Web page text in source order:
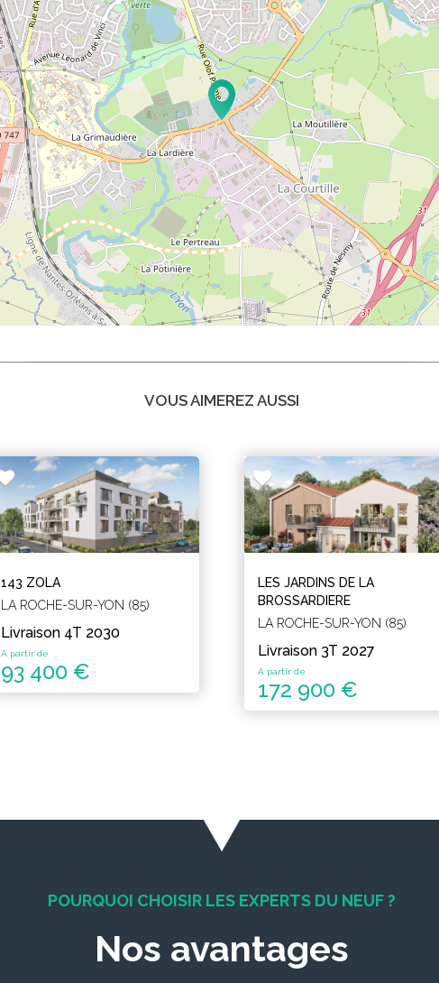
VOUS AIMEREZ AUSSI
143 ZOLA
LA ROCHE-SUR-YON (85)
Livraison 4T 2030
A partir de
93 400 €
LES JARDINS DE LA
BROSSARDIERE
LA ROCHE-SUR-YON (85)
Livraison 3T 2027
A partir de
172 900 €
POURQUOI CHOISIR LES EXPERTS DU NEUF ?
Nos avantages